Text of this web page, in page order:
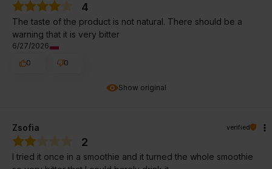
Show original
4
The taste of the product is not natural. There should be a
warning that it is very bitter
6/27/2026
0
0
Zsofia verified
2
I tried it once in a smoothie and it turned the whole smoothie